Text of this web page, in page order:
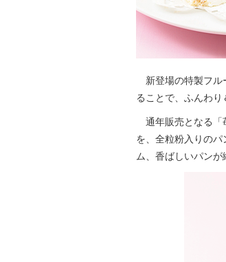
新登場の特製フル
ることで、ふんわり
通年販売となる「
を、全粒粉入りの
ム、香ばしいパン